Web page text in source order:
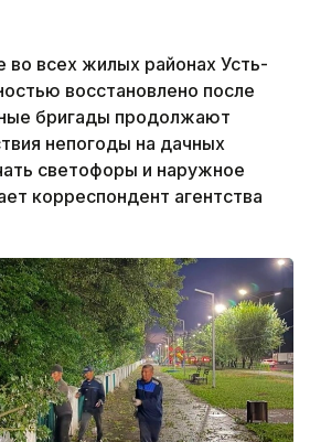
всех жилых районах Усть-
восстановлено после
бригады продолжают
непогоды на дачных
светофоры и наружное
корреспондент агентства